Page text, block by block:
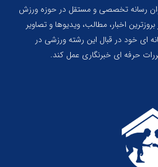
رسانه تخصصی و مستقل در حوزه ورزش
اخبار، مطالب، ویدیوها و تصاویر
ای خود در قبال این رشته ورزشی در
حرفه ای خبرنگاری عمل کند.